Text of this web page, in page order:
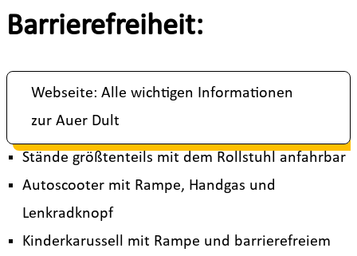
Barrierefreiheit:
Webseite: Alle wichtigen Informationen
zur Auer Dult
Stände größtenteils mit dem Rollstuhl anfahrbar
Autoscooter mit Rampe, Handgas und
Lenkradknopf
Kinderkarussell mit Rampe und barrierefreiem